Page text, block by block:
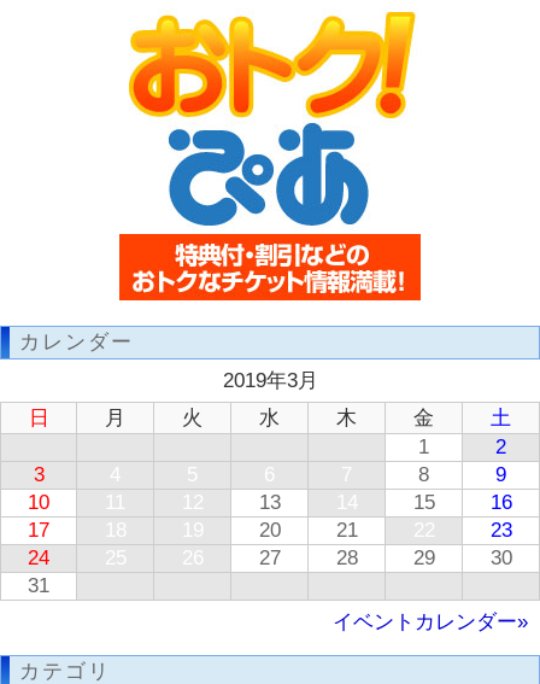
カレンダー
2019年3月
日
月 火 水 木 金
土
1
2
3
4 5 6 7 8
9
10
11 12 13 14 15
16
17
18 19 20 21 22
23
24
25 26 27 28 29
30
31
イベントカレンダー»
カテゴリ